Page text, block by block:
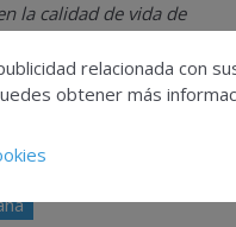
la calidad de vida de
y el tejido
relacionada con
obtener más